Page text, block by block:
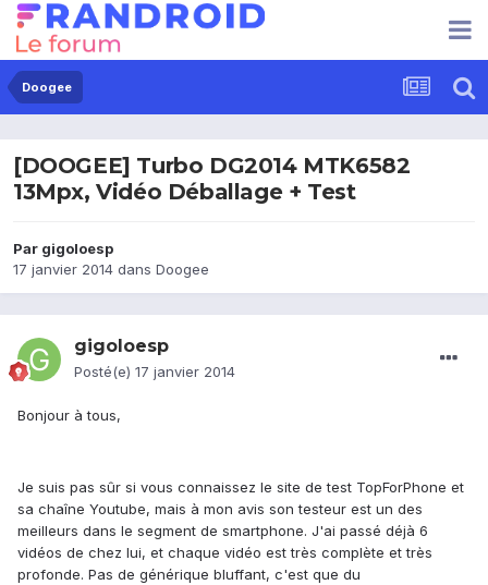
Doogee
[DOOGEE] Turbo DG2014 MTK6582
13Mpx, Vidéo Déballage + Test
Par gigoloesp
17 janvier 2014 dans Doogee
gigoloesp
Posté(e) 17 janvier 2014
Bonjour à tous,
Je suis pas sûr si vous connaissez le site de test TopForPhone et
sa chaîne Youtube, mais à mon avis son testeur est un des
meilleurs dans le segment de smartphone. J'ai passé déjà 6
vidéos de chez lui, et chaque vidéo est très complète et très
profonde. Pas de générique bluffant, c'est que du